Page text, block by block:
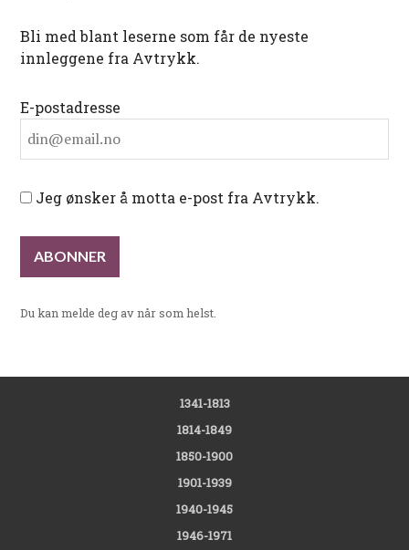
Bli med blant leserne som får de nyeste
innleggene fra Avtrykk.
E-postadresse
Jeg ønsker å motta e-post fra Avtrykk.
Du kan melde deg av når som helst.
1341-1813
1814-1849
1850-1900
1901-1939
1940-1945
1946-1971